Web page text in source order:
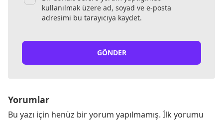
kullanılmak üzere ad, soyad ve e-posta
adresimi bu tarayıcıya kaydet.
GÖNDER
Yorumlar
Bu yazı için henüz bir yorum yapılmamış. İlk yorumu